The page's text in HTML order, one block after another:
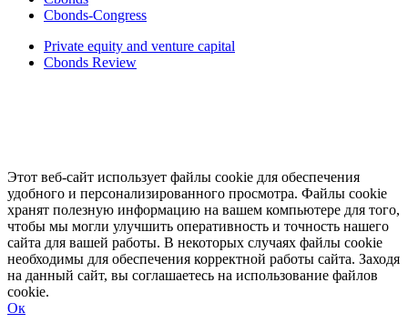
Cbonds-Congress
Private equity and venture capital
Cbonds Review
Этот веб-сайт использует файлы cookie для обеспечения
удобного и персонализированного просмотра. Файлы cookie
хранят полезную информацию на вашем компьютере для того,
чтобы мы могли улучшить оперативность и точность нашего
сайта для вашей работы. В некоторых случаях файлы cookie
необходимы для обеспечения корректной работы сайта. Заходя
на данный сайт, вы соглашаетесь на использование файлов
cookie.
Ок